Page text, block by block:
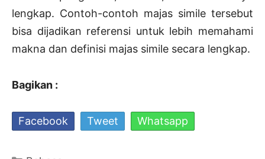
lengkap. Contoh-contoh majas simile tersebut
bisa dijadikan referensi untuk lebih memahami
makna dan definisi majas simile secara lengkap.
Bagikan :
Facebook Tweet Whatsapp